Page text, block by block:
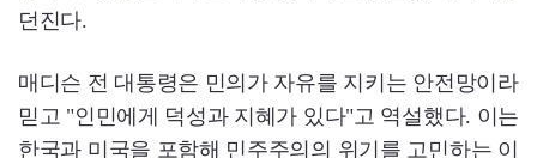
던진다.
매디슨 전 대통령은 민의가 자유를 지키는 안전망이라
믿고 "인민에게 덕성과 지혜가 있다"고 역설했다. 이는
한국과 미국을 포함해 민주주의의 위기를 고민하는 이